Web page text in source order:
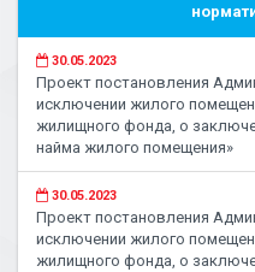
30.05.2023
Проект постановления
исключении жилого
жилищного фонда, о
найма жилого помещения»
30.05.2023
Проект постановления
исключении жилого
жилищного фонда, о